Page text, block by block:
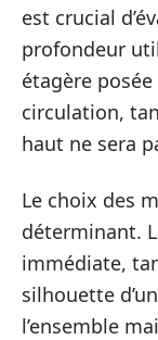
est crucial
profondeur
étagère
circulation,
haut ne sera
Le choix des
déterminant.
immédiate,
silhouette
l’ensemble